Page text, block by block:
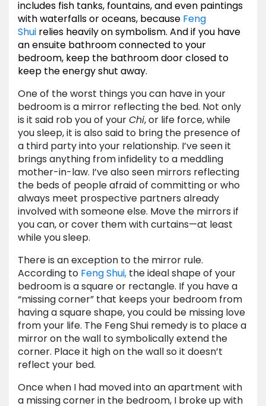
includes fish tanks, fountains, and even paintings
with waterfalls or oceans, because Feng
Shui relies heavily on symbolism. And if you have
an ensuite bathroom connected to your
bedroom, keep the bathroom door closed to
keep the energy shut away.
One of the worst things you can have in your
bedroom is a mirror reflecting the bed. Not only
is it said rob you of yourChi, or life force, while
you sleep, it is also said to bring the presence of
a third party into your relationship. I’ve seen it
brings anything from infidelity to a meddling
mother-in-law. I’ve also seen mirrors reflecting
the beds of people afraid of committing or who
always meet prospective partners already
involved with someone else. Move the mirrors if
you can, or cover them with curtains—at least
while you sleep.
There is an exception to the mirror rule.
According to Feng Shui, the ideal shape of your
bedroom is a square or rectangle. If you have a
“missing corner” that keeps your bedroom from
having a square shape, you could be missing love
from your life. The Feng Shui remedy is to place a
mirror on the wall to symbolically extend the
corner. Place it high on the wall so it doesn’t
reflect your bed.
Once when I had moved into an apartment with
a missing corner in the bedroom, I broke up with